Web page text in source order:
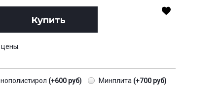
Купить
(+600 руб) Минплита (+700 руб)